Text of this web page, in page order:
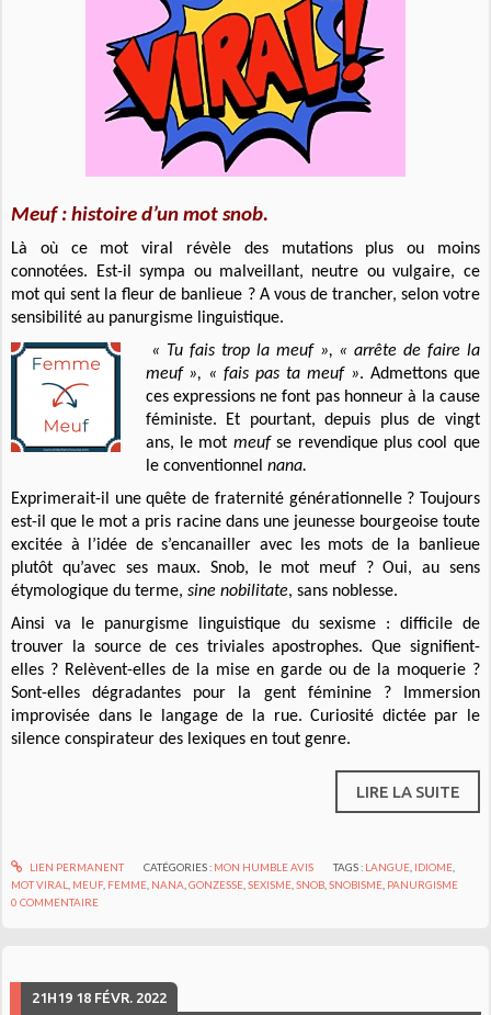
Meuf : histoire d’un mot snob.
Là où ce mot viral révèle des mutations plus ou moins
connotées.
Est-il sympa ou malveillant, neutre ou vulgaire, ce
mot qui sent la fleur de banlieue ? A vous de trancher, selon votre
sensibilité au panurgisme linguistique.
« Tu fais trop la meuf », « arrête de faire la
meuf », « fais pas ta meuf ». Admettons que
ces expressions ne font pas honneur à la cause
féministe. Et pourtant, depuis plus de vingt
ans, le mot meufse revendique plus cool que
le conventionnel nana.
Exprimerait-il une quête de fraternité générationnelle ? Toujours
est-il que le mot a pris racine dans une jeunesse bourgeoise toute
excitée à l’idée de s’encanailler avec les mots de la banlieue
plutôt qu’avec ses maux. Snob, le mot meuf ? Oui, au sens
étymologique du terme,sine nobilitate, sans noblesse.
Ainsi va le panurgisme linguistique du sexisme : difficile de
trouver la source de ces triviales apostrophes. Que signifient-
elles ? Relèvent-elles de la mise en garde ou de la moquerie ?
Sont-elles dégradantes pour la gent féminine ? Immersion
improvisée dans le langage de la rue. Curiosité dictée par le
silence conspirateur des lexiques en tout genre.
LIRE LA SUITE
LIEN PERMANENT CATÉGORIES : MON HUMBLE AVIS TAGS : LANGUE IDIOME
MOT VIRAL
MEUF, FEMME NANA ,GONZESSE ,SEXISME ,SNOB ,SNOBISME PANURGISME
0 COMMENTAIRE
21H19 18 FÉVR. 2022